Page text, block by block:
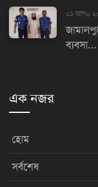
০১ আগu
ব্যবসা...
এক নজর
হোম
সর্বশেষ